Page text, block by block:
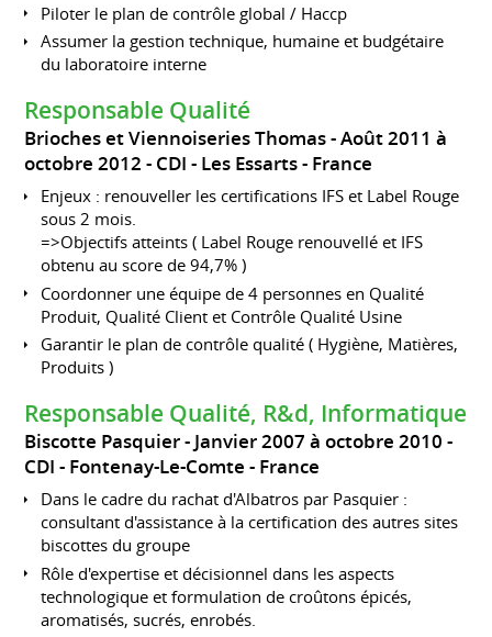
Piloter le plan de contrôle global / Haccp
Assumer la gestion technique, humaine et budgétaire
du laboratoire interne
Responsable Qualité
Brioches et Viennoiseries Thomas
Août 2011 à
octobre 2012 CDI Les Essarts France
Enjeux : renouveller les certifications IFS et Label Rouge
sous 2 mois.
=>Objectifs atteints ( Label Rouge renouvellé et IFS
obtenu au score de 94,7% )
Coordonner une équipe de 4 personnes en Qualité
Produit, Qualité Client et Contrôle Qualité Usine
Garantir le plan de contrôle qualité ( Hygiène, Matières,
Produits )
Responsable Qualité, R&d, Informatique
Biscotte Pasquier
Janvier 2007 à octobre 2010
CDI
Fontenay-Le-Comte France
Dans le cadre du rachat d'Albatros par Pasquier :
consultant d'assistance à la certification des autres sites
biscottes du groupe
Rôle d'expertise et décisionnel dans les aspects
technologique et formulation de croûtons épicés,
aromatisés, sucrés, enrobés.